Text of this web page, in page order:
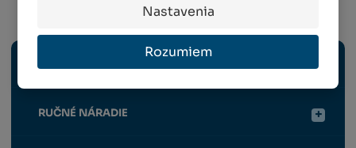
Nastavenia
Rozumiem
ELEKTRICKÉ NÁRADIE
RUČNÉ NÁRADIE